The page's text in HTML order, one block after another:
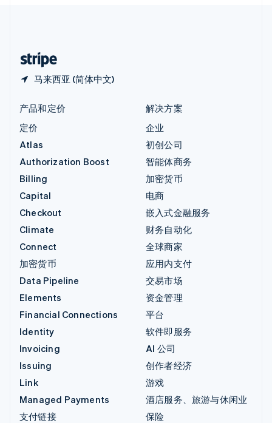
马来西亚 (简体中文)
产品和定价
定价
Atlas
Authorization Boost
Billing
Capital
Checkout
Climate
Connect
加密货币
Data Pipeline
Elements
Financial Connections
Identity
Invoicing
Issuing
Link
Managed Payments
支付链接
解决方案
企业
初创公司
智能体商务
加密货币
电商
嵌入式金融服务
财务自动化
全球商家
应用内支付
交易市场
资金管理
平台
软件即服务
AI 公司
创作者经济
游戏
酒店服务、旅游与休闲业
保险